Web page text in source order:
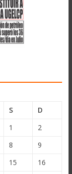
S
D
1
2
8
9
15
16